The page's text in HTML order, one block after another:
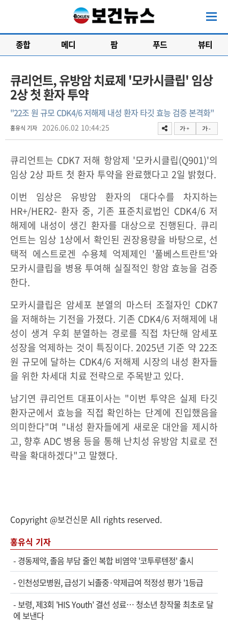
종합 메디 팜 푸드 뷰티
큐리언트, 유방암 치료제 '모카시클립' 임상
2상 첫 환자 투약
"22조 원 규모 CDK4/6 저해제 내성 환자 타깃 효능 검증 본격화"
홍유식 기자 2026.06.02 10:44:25 가 + 가 -
큐리언트는 CDK7 저해 항암제 '모카시클립(Q901)'의
임상 2상 파트 첫 환자 투약을 완료했다고 2일 밝혔다.
이번 임상은 유방암 환자의 대다수를 차지하는
HR+/HER2- 환자 중, 기존 표준치료법인 CDK4/6 저
해제에 내성이 생긴 환자를 대상으로 진행된다. 큐리
언트는 임상 1상에서 확인된 권장용량을 바탕으로, 선
택적 에스트로겐 수용체 억제제인 '풀베스트란트'와
모카시클립을 병용 투여해 실질적인 항암 효능을 검증
한다.
모카시클립은 암세포 분열의 마스터 조절자인 CDK7
을 저해하는 기전을 가졌다. 기존 CDK4/6 저해제에 내
성이 생겨 우회 분열하는 경로를 직접 차단해 암세포
성장을 억제하는 것이 특징이다. 2025년 기준 약 22조
원 규모에 달하는 CDK4/6 저해제 시장의 내성 환자들
을 위한 차세대 치료 전략으로 주목받고 있다.
남기연 큐리언트 대표이사는 "이번 투약은 실제 타깃
환자군에서 효능을 직접 확인하는 단계에 진입했음을
의미한다"며 "내성 환자들에게 새로운 대안을 제시하
고, 향후 ADC 병용 등을 통해 난치성 유방암 치료로 전
략을 확대하겠다"고 말했다.
Copyright @보건신문 All rights reserved.
홍유식 기자
- 경동제약, 졸음 부담 줄인 복합 비염약 '코투루텐정' 출시
- 인천성모병원, 급성기 뇌졸중·약제급여 적정성 평가 '1등급
-보령, 제3회 'HIS Youth' 결선 성료… 청소년 창작물 최초로 달
에 보낸다